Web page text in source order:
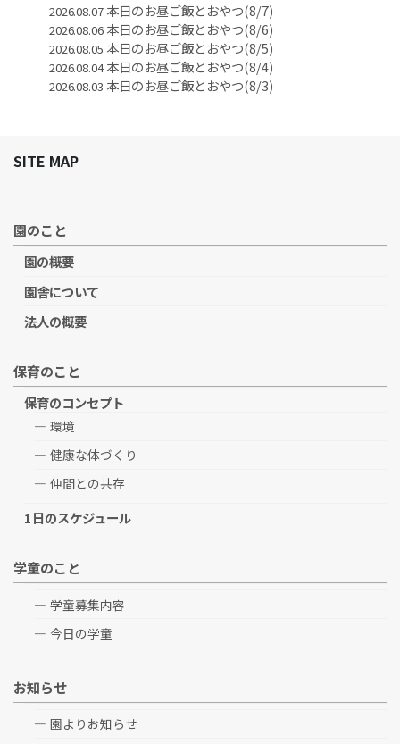
2026.08.07本日のお昼ご飯とおやつ(8/7)
2026.08.06本日のお昼ご飯とおやつ(8/6)
2026.08.05 本日のお昼ご飯とおやつ(8/5)
2026.08.04本日のお昼ご飯とおやつ(8/4)
2026.08.03 本日のお昼ご飯とおやつ(8/3)
SITE MAP
園のこと
園の概要
園舎について
法人の概要
保育のこと
保育のコンセプト
環境
健康な体づくり
仲間との共存
1日のスケジュール
学童のこと
学童募集内容
今日の学童
お知らせ
園よりお知らせ